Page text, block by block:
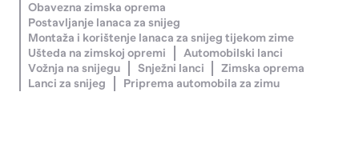
Obavezna zimska oprema
Postavljanje lanaca za snijeg
Montaža i korištenje lanaca za snijeg tijekom zime
Ušteda na zimskoj opremi
Automobilski lanci
Vožnja na snijegu
Snježni lanci
Zimska oprema
Lanci za snijeg
Priprema automobila za zimu